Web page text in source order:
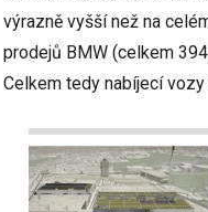
výrazně vyšší než na
prodejů BMW (celkem
Celkem tedy nabíjecí